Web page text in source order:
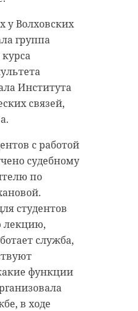
у Волховских
группа
курса
Института
связей,
с работой
судебному
по
студентов
лекцию,
служба,
функции
в ходе
мечтает,
Анны. В
архивы
может тогда,
была жизнь
бельгийцев
бор
стала
бой
статьей: